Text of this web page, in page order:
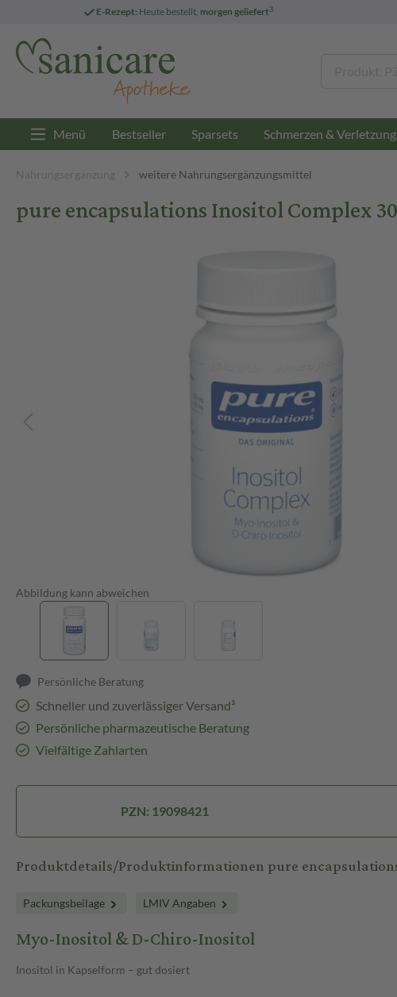
E-Rezept: Heute bestellt, morgen geliefert3
Menü Bestseller Sparsets Schmerzen &
Nahrungsergänzung weitere Nahrungsergänzungsmittel
pure encapsulations Inositol Complex
Abbildung kann abweichen
Persönliche Beratung
Schneller und zuverlässiger Versand³
Persönliche pharmazeutische Beratung
Vielfältige Zahlarten
PZN: 19098421
Produktdetails/Produktinformationen pure
Packungsbeilage LMIV Angaben
Myo-Inositol & D-Chiro-Inositol
Inositol in Kapselform – gut dosiert